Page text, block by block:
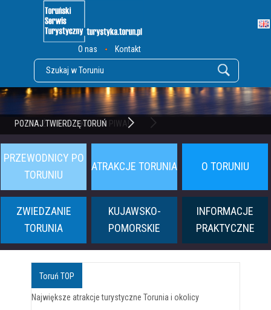
O nas Kontakt
POZNAJ TWIERDZĘ TORUŃ
PRZEWODNICY PO
TORUNIU
ATRAKCJE TORUNIA O TORUNIU
ZWIEDZANIE
TORUNIA
KUJAWSKO-
POMORSKIE
INFORMACJE
PRAKTYCZNE
Toruń TOP
Największe atrakcje turystyczne Torunia i okolicy